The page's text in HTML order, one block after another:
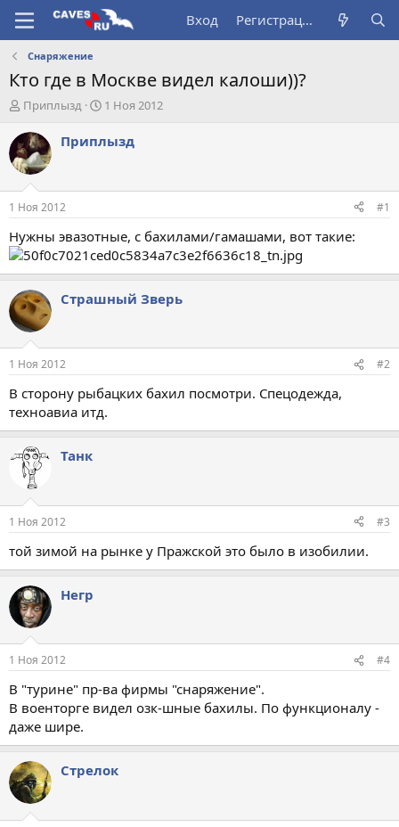
Вход Регистрация
Снаряжение
Кто где в Москве видел калоши))?
А
т
о
р
т
е
м
ы
Приплызд
Д
т
а
л
а
1 Ноя 2012
Приплызд
1 Ноя 2012 #1
Нужны эвазотные, с бахилами/гамашами, вот такие:
Страшный Зверь
1 Ноя 2012 #2
В сторону рыбацких бахил посмотри. Спецодежда,
техноавиа итд.
Танк
1 Ноя 2012 #3
той зимой на рынке у Пражской это было в изобилии.
Негр
1 Ноя 2012 #4
В "турине" пр-ва фирмы "снаряжение".
В военторге видел озк-шные бахилы. По функционалу -
даже шире.
Cтрелок